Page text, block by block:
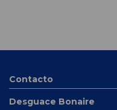
Contacto
Desguace Bonaire